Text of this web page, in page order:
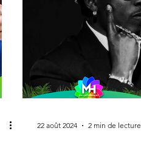
Émotionnel
22 août 2024 2 min de lecture